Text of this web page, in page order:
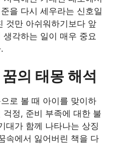
을 다시 세우라는 신호일
것만 아쉬워하기보다 앞
각하는 일이 매우 중요
의 태몽 해석
로 볼 때 아이를 맞이하
정, 준비 부족에 대한 불
대가 함께 나타나는 상징
속에서 잃어버린 책을 다